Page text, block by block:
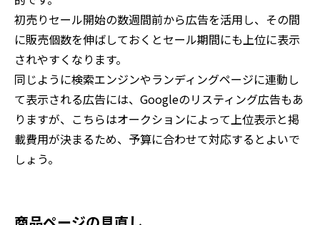
初売りセール開始の数週間前から広告を活用し、その間
に販売個数を伸ばしておくとセール期間にも上位に表示
されやすくなります。
同じように検索エンジンやランディングページに連動し
て表示される広告には、Googleのリスティング広告もあ
りますが、こちらはオークションによって上位表示と掲
載費用が決まるため、予算に合わせて対応するとよいで
しょう。